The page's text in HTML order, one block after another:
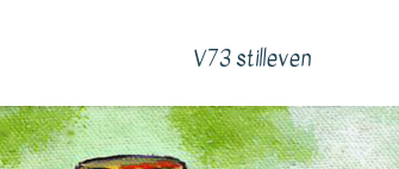
V73 stilleven